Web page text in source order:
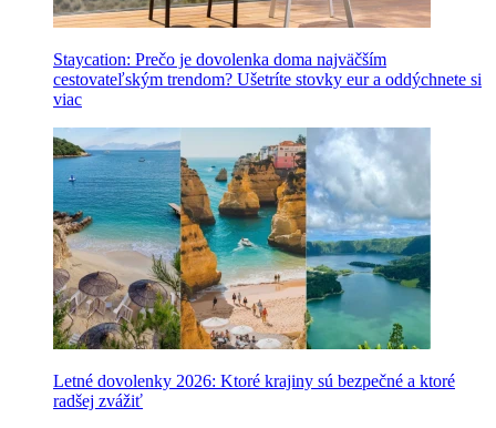
Staycation: Prečo je dovolenka doma najväčším
cestovateľským trendom? Ušetríte stovky eur a oddýchnete si
viac
Letné dovolenky 2026: Ktoré krajiny sú bezpečné a ktoré
radšej zvážiť